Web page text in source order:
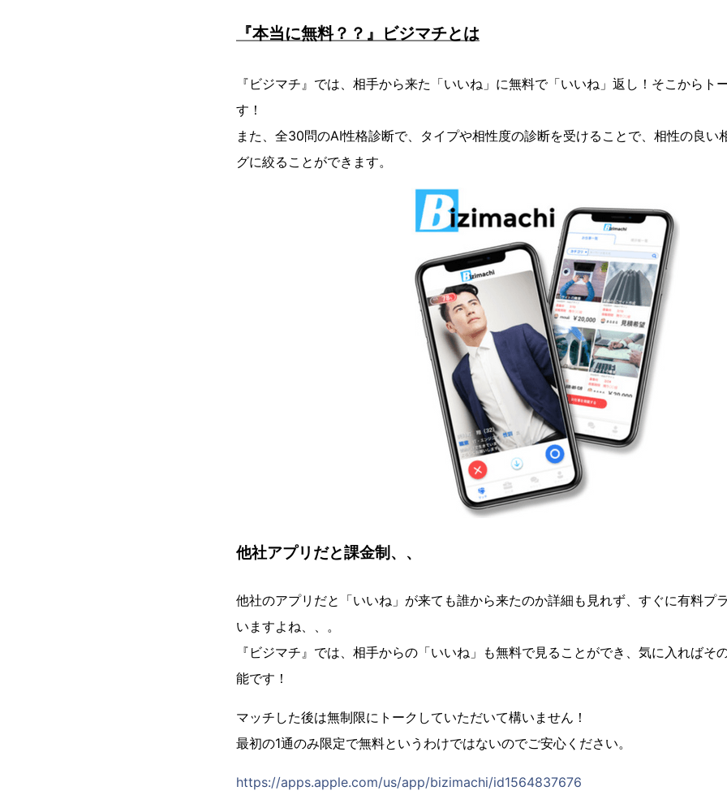
『本当に無料？？』ビジマチとは
『ビジマチ』では、相手から来た「いいね」に無料で「いいね」返し！そこからト
す！
また、全30問のAI性格診断で、タイプや相性度の診断を受けることで、相性の良い
グに絞ることができます。
他社アプリだと課金制、、
他社のアプリだと「いいね」が来ても誰から来たのか詳細も見れず、すぐに有料プ
いますよね、、。
『ビジマチ』では、相手からの「いいね」も無料で見ることができ、気に入ればそ
能です！
マッチした後は無制限にトークしていただいて構いません！
最初の1通のみ限定で無料というわけではないのでご安心ください。
https://apps.apple.com/us/app/bizimachi/id1564837676